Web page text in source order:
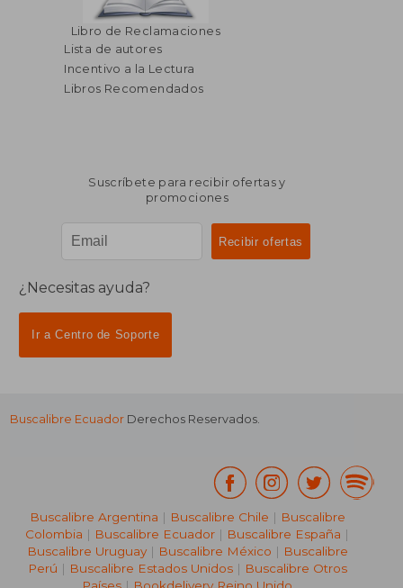
Libro de Reclamaciones
Lista de autores
Incentivo a la Lectura
Libros Recomendados
Suscríbete para recibir ofertas y
promociones
¿Necesitas ayuda?
Ir a Centro de Soporte
Buscalibre Ecuador Derechos Reservados.
Buscalibre Argentina | Buscalibre Chile | Buscalibre
Colombia | Buscalibre Ecuador | Buscalibre España |
Buscalibre Uruguay| Buscalibre México | Buscalibre
Perú | Buscalibre Estados Unidos| Buscalibre Otros
Países | Bookdelivery Reino Unido